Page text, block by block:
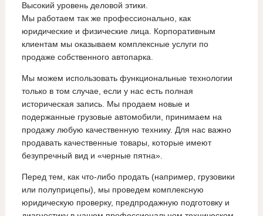
Высокий уровень деловой этики.
Мы работаем так же профессионально, как
юридические и физические лица. Корпоративным
клиентам мы оказываем комплексные услуги по
продаже собственного автопарка.
Мы можем использовать функциональные технологии
только в том случае, если у нас есть полная
историческая запись. Мы продаем новые и
подержанные грузовые автомобили, принимаем на
продажу любую качественную технику. Для нас важно
продавать качественные товары, которые имеют
безупречный вид и «черные пятна».
Перед тем, как что-либо продать (например, грузовики
или полуприцепы), мы проведем комплексную
юридическую проверку, предпродажную подготовку и